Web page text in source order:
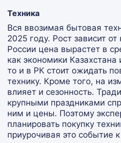
Техника
Вся ввозимая бытовая
2025 году. Рост зависит
России цена вырастет в
как экономики
то и в РК стоит ожидать
технику. Кроме того, на
влияет и сезонность.
крупными праздниками
ним и цены. Поэтому
планировать покупку
приурочивая это событие